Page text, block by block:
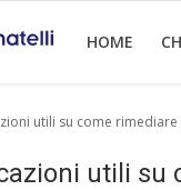
HOME
utili su come rimediare
utili su